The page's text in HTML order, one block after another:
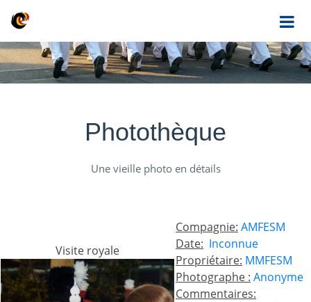
Photothèque
Une vieille photo en détails
Visite royale
Compagnie: AMFESM
Date: Inconnue
Propriétaire: MMFESM
Photographe : Anonyme
Commentaires: